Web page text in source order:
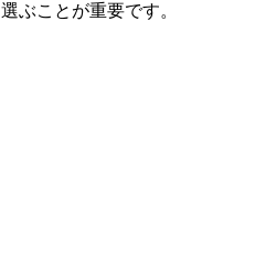
ぶことが重要です。